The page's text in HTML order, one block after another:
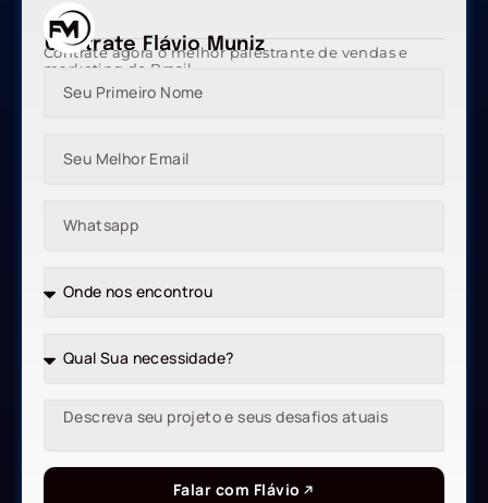
Contrate Flávio Muniz
Contrate agora o melhor palestrante de vendas e
marketing do Brasil
Falar com Flávio